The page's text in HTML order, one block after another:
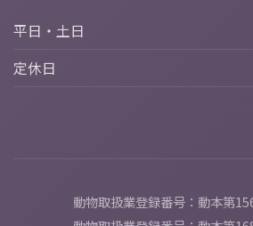
平日・土日
定休日
動物取扱業登録番号：動本第